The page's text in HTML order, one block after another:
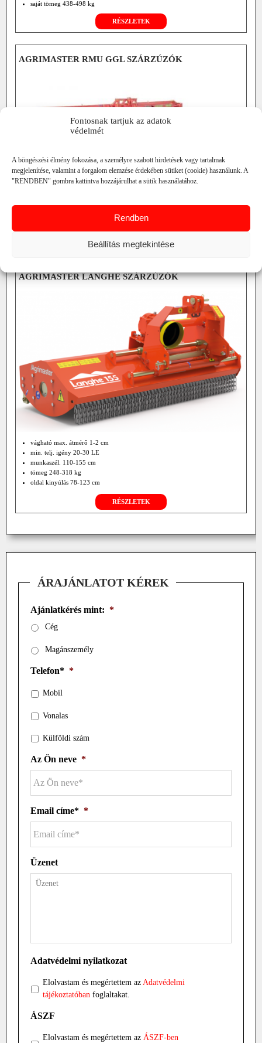
Fontosnak tartjuk az adatok
védelmét
A böngészési élmény fokozása, a személyre szabott hirdetések vagy tartalmak
megjelenítése, valamint a forgalom elemzése érdekében sütiket (cookie) használunk. A
"RENDBEN" gombra kattintva hozzájárulhat a sütik használatához.
Rendben
Beállítás megtekintése
saját tömeg 438-498 kg
RÉSZLETEK
AGRIMASTER RMU GGL SZÁRZÚZÓK
AGRIMASTER LANGHE SZÁRZÚZÓK
vágható max. átmérő 1-2 cm
min. telj. igény 20-30 LE
munkaszél. 110-155 cm
tömeg 248-318 kg
oldal kinyúlás 78-123 cm
RÉSZLETEK
ÁRAJÁNLATOT KÉREK
Ajánlatkérés mint: *
Cég
Magánszemély
Telefon* *
Mobil
Vonalas
Külföldi szám
Az Ön neve *
Email címe* *
Üzenet
Adatvédelmi nyilatkozat
Elolvastam és megértettem az Adatvédelmi
tájékoztatóban foglaltakat.
ÁSZF
Elolvastam és megértettem az ÁSZF-ben